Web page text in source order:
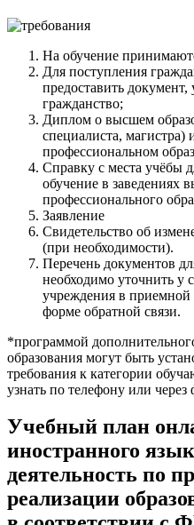
На обучение
Для поступления
предоставить
гражданство;
Диплом о высшем
специалиста,
профессиональном
Справку с места учёбы
обучение в заведениях
профессионального
Заявление
Свидетельство об
(при необходимости).
Перечень документов
необходимо уточнить у
учреждения в
форме обратной связи.
*программой
образования могут быть
требования к категории
узнать по телефону или
Учебный план
иностранного
деятельность по
реализации